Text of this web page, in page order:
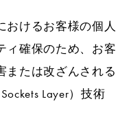
おけるお客様の個人
ィ確保のため、お客
または改ざんされる
Layer）技術